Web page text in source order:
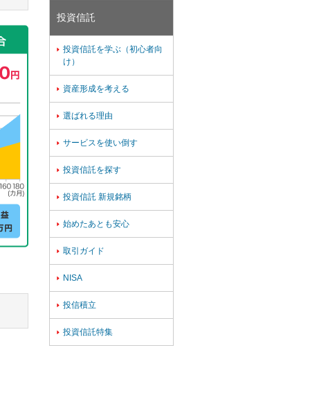
投資信託
 投資信託を学ぶ（初心者向
け）
 資産形成を考える
 選ばれる理由
 サービスを使い倒す
 投資信託を探す
 投資信託 新規銘柄
 始めたあとも安心
 取引ガイド
 NISA
 投信積立
 投資信託特集